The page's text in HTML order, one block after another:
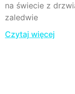
na świecie z
zaledwie
Czytaj więcej